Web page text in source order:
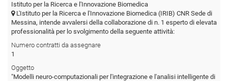
Istituto per la Ricerca e l'Innovazione Biomedica
L'Istituto per la Ricerca e l'Innovazione Biomedica (IRIB) CNR Sede di
Messina, intende avvalersi della collaborazione di n. 1 esperto di elevata
professionalità per lo svolgimento della seguente attività:
Numero contratti da assegnare
1
Oggetto
"Modelli neuro-computazionali per l'integrazione e l'analisi intelligente di